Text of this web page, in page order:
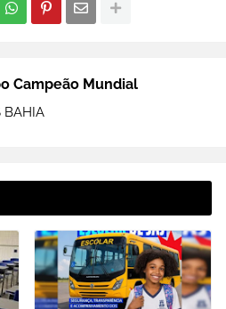
Campeão Mundial
BAHIA